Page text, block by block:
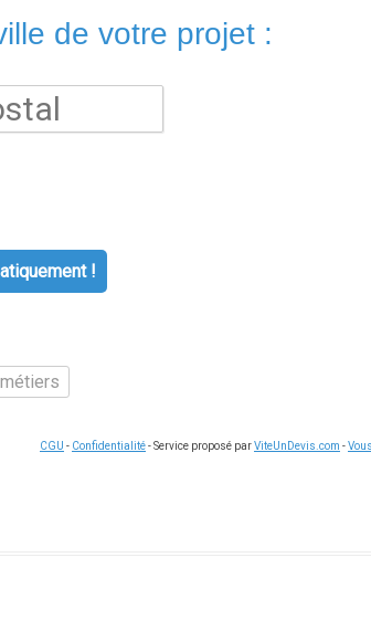
de votre projet :
!
CGU - Confidentialité- Service proposé parViteUnDevis.com -